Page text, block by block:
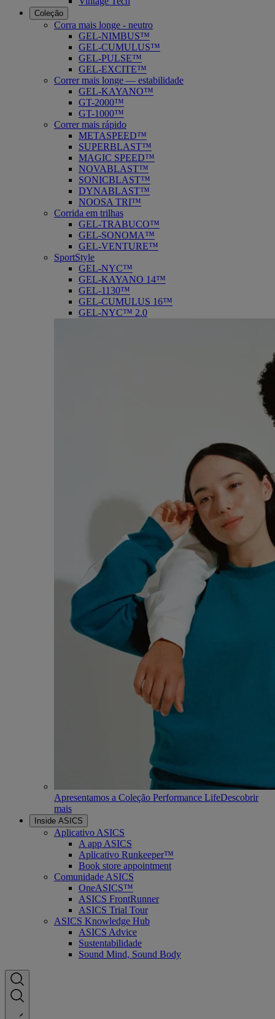
Coleção
Corra mais longe - neutro
GEL-NIMBUS™
GEL-CUMULUS™
GEL-PULSE™
GEL-EXCITE™
Correr mais longe — estabilidade
GEL-KAYANO™
GT-2000™
GT-1000™
Correr mais rápido
METASPEED™
SUPERBLAST™
MAGIC SPEED™
NOVABLAST™
SONICBLAST™
DYNABLAST™
NOOSA TRI™
Corrida em trilhas
GEL-TRABUCO™
GEL-SONOMA™
GEL-VENTURE™
SportStyle
GEL-NYC™
GEL-KAYANO 14™
GEL-1130™
GEL-CUMULUS 16™
GEL-NYC™ 2.0
Apresentamos a Coleção Performance LifeDescobrir
mais
Inside ASICS
Aplicativo ASICS
A app ASICS
Aplicativo Runkeeper™
Book store appointment
Comunidade ASICS
OneASICS™
ASICS FrontRunner
ASICS Trial Tour
ASICS Knowledge Hub
ASICS Advice
Sustentabilidade
Sound Mind, Sound Body